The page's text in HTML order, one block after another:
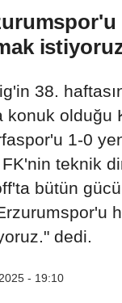
38.
olduğu
1-0
teknik
bütün
dedi.
- 19:10